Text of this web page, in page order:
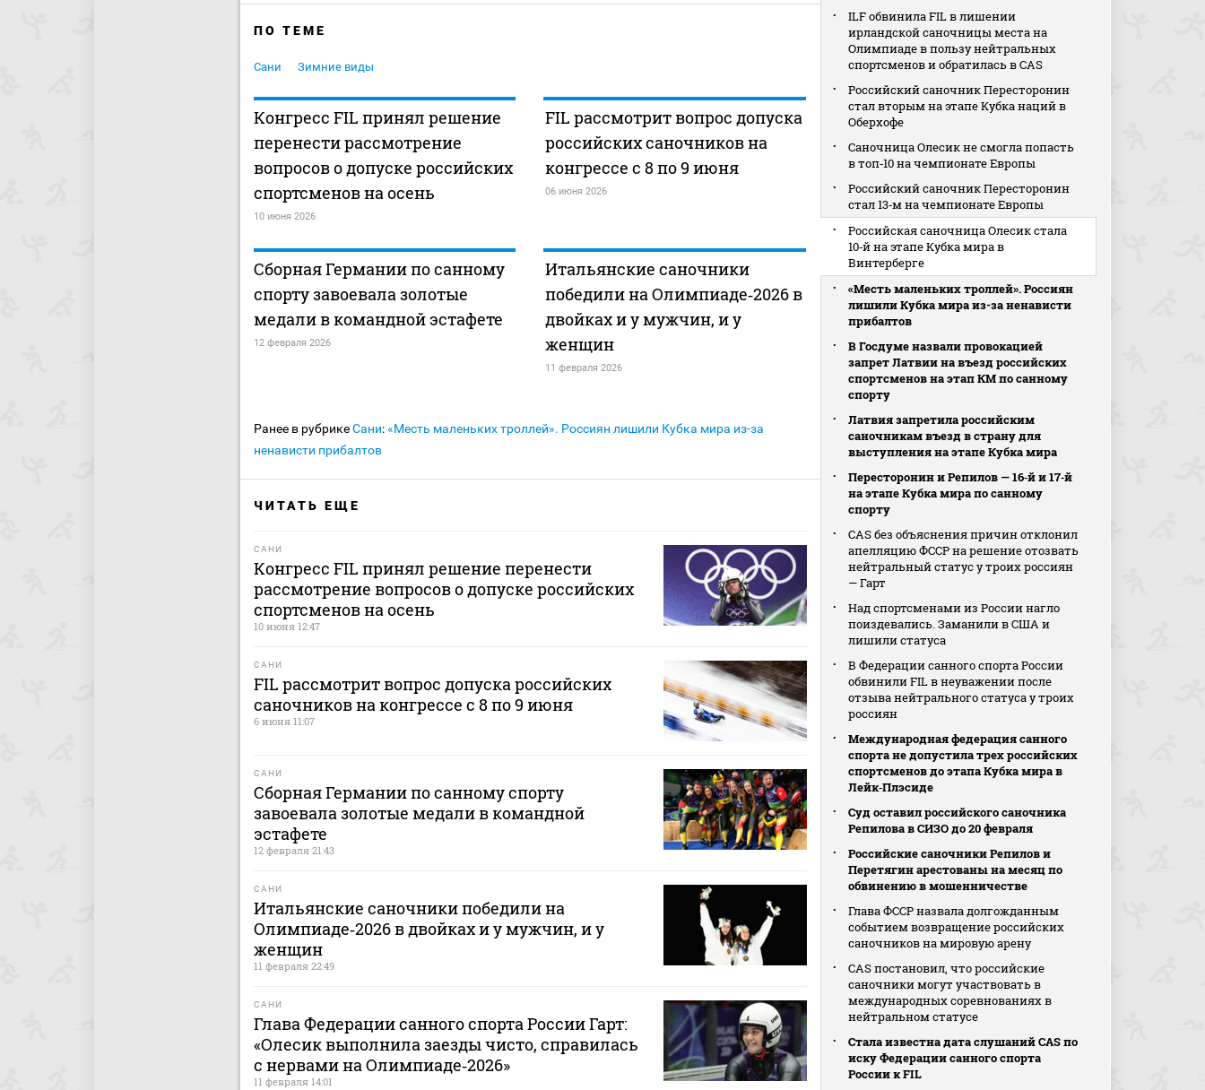
ПО ТЕМЕ
Сани Зимние виды
Конгресс FIL принял решение
перенести рассмотрение
вопросов о допуске российских
спортсменов на осень
10 июня 2026
FIL рассмотрит вопрос допуска
российских саночников на
конгрессе с 8 по 9 июня
06 июня 2026
Сборная Германии по санному
спорту завоевала золотые
медали в командной эстафете
12 февраля 2026
Итальянские саночники
победили на Олимпиаде‑2026 в
двойках и у мужчин, и у
женщин
11 февраля 2026
Ранее в рубрикеСани:«Месть маленьких троллей». Россиян лишили Кубка мира из-за
ненависти прибалтов
ЧИТАТЬ ЕЩЕ
САНИ
Конгресс FIL принял решение перенести
рассмотрение вопросов о допуске российских
спортсменов на осень
10 июня 12:47
САНИ
FIL рассмотрит вопрос допуска российских
саночников на конгрессе с 8 по 9 июня
6 июня 11:07
САНИ
Сборная Германии по санному спорту
завоевала золотые медали в командной
эстафете
12 февраля 21:43
САНИ
Итальянские саночники победили на
Олимпиаде‑2026 в двойках и у мужчин, и у
женщин
11 февраля 22:49
САНИ
Глава Федерации санного спорта России Гарт:
«Олесик выполнила заезды чисто, справилась
с нервами на Олимпиаде‑2026»
11 февраля 14:01
ILF обвинила FIL в лишении
ирландской саночницы места на
Олимпиаде в пользу нейтральных
спортсменов и обратилась в CAS
Российский саночник Пересторонин
стал вторым на этапе Кубка наций в
Оберхофе
Саночница Олесик не смогла попасть
в топ‑10 на чемпионате Европы
Российский саночник Пересторонин
стал 13‑м на чемпионате Европы
Российская саночница Олесик стала
10‑й на этапе Кубка мира в
Винтерберге
«Месть маленьких троллей». Россиян
лишили Кубка мира из-за ненависти
прибалтов
В Госдуме назвали провокацией
запрет Латвии на въезд российских
спортсменов на этап КМ по санному
спорту
Латвия запретила российским
саночникам въезд в страну для
выступления на этапе Кубка мира
Пересторонин и Репилов — 16‑й и 17‑й
на этапе Кубка мира по санному
спорту
CAS без объяснения причин отклонил
апелляцию ФССР на решение отозвать
нейтральный статус у троих россиян
— Гарт
Над спортсменами из России нагло
поиздевались. Заманили в США и
лишили статуса
В Федерации санного спорта России
обвинили FIL в неуважении после
отзыва нейтрального статуса у троих
россиян
Международная федерация санного
спорта не допустила трех российских
спортсменов до этапа Кубка мира в
Лейк‑Плэсиде
Суд оставил российского саночника
Репилова в СИЗО до 20 февраля
Российские саночники Репилов и
Перетягин арестованы на месяц по
обвинению в мошенничестве
Глава ФССР назвала долгожданным
событием возвращение российских
саночников на мировую арену
CAS постановил, что российские
саночники могут участвовать в
международных соревнованиях в
нейтральном статусе
Стала известна дата слушаний CAS по
иску Федерации санного спорта
России к FIL